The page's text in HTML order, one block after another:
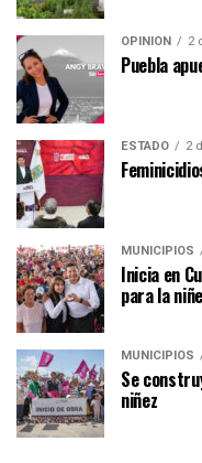
OPINIÓN 2
Puebla
ESTADO 2
MUNICIPIOS
Inicia en
para la
MUNICIPIOS
Se
niñez